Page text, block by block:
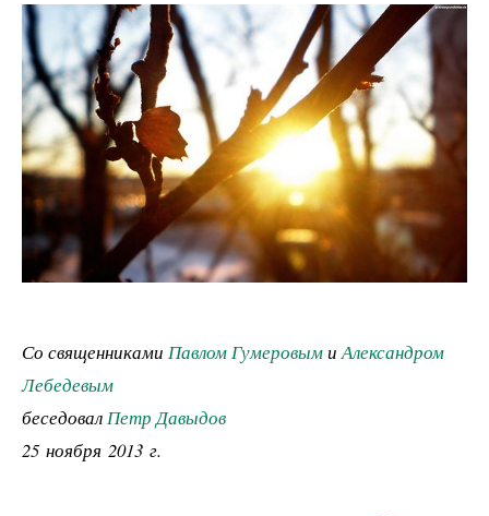
Со священниками Павлом ГумеровымиАлександром
Лебедевым
беседовалПетр Давыдов
25 ноября 2013 г.